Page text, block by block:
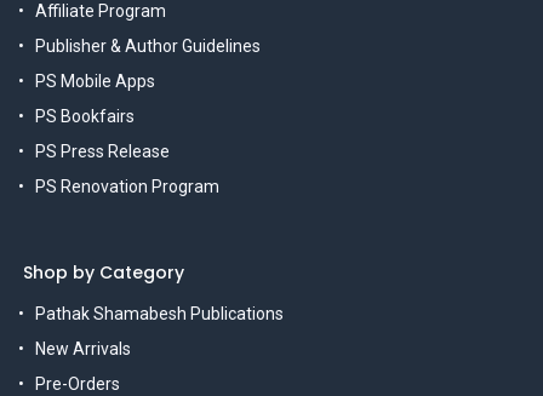
Affiliate Program
Publisher & Author Guidelines
PS Mobile Apps
PS Bookfairs
PS Press Release
PS Renovation Program
Shop by Category
Pathak Shamabesh Publications
New Arrivals
Pre-Orders